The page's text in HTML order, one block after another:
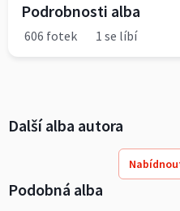
Podrobnosti alba
606 fotek 1 se líbí
Další alba autora
Podobná alba